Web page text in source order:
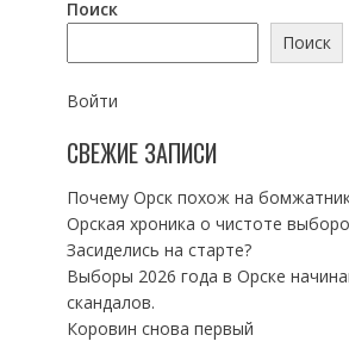
Поиск
Поиск
Войти
СВЕЖИЕ ЗАПИСИ
Почему Орск похож на
Орская хроника о чистоте
Засиделись на старте?
Выборы 2026 года в Орске
скандалов.
Коровин снова первый